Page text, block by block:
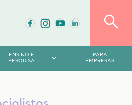
ENSINO E
PESQUISA
PARA
EMPRESAS